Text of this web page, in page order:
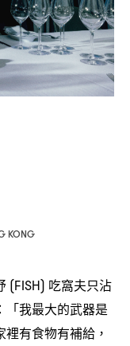
KONG
(FISH) 吃窩夫只沾
「我最大的武器是
裡有食物有補給 ，